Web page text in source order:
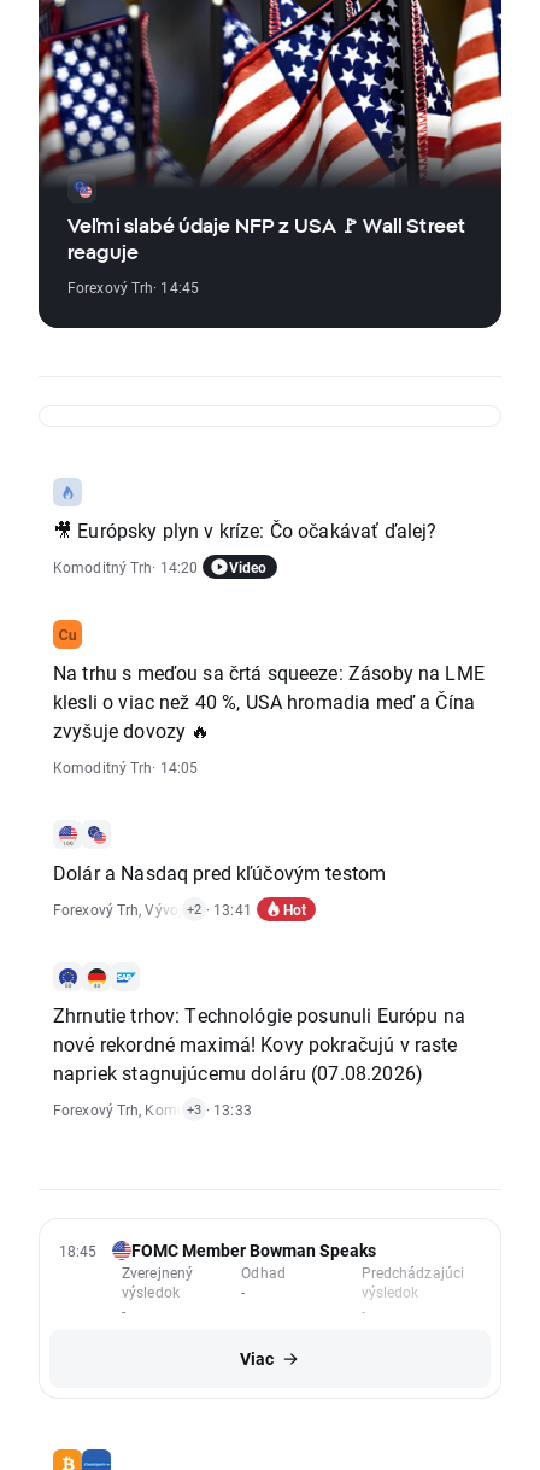
Veľmi slabé údaje NFP z USA 🚩 Wall Street
reaguje
Forexový Trh· 14:45
🎥 Európsky plyn v kríze: Čo očakávať ďalej?
Komoditný Trh· 14:20 Video
Na trhu s meďou sa črtá squeeze: Zásoby na LME
klesli o viac než 40 %, USA hromadia meď a Čína
zvyšuje dovozy 🔥
Komoditný Trh· 14:05
Dolár a Nasdaq pred kľúčovým testom
Forexový Trh,Vývoj Indexov,Akciový Trh
+2 · 13:41 Hot
Zhrnutie trhov: Technológie posunuli Európu na
nové rekordné maximá! Kovy pokračujú v raste
napriek stagnujúcemu doláru (07.08.2026)
Forexový Trh, Komoditný Trh,Vývoj Indexov
+3 · 13:33
18:45 FOMC Member Bowman Speaks
Zverejnený
výsledok
-
Odhad
-
Predchádzajúci
výsledok
-
Viac